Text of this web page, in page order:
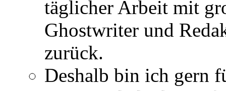
täglicher Arbeit mit
Ghostwriter und
zurück.
Deshalb bin ich gern